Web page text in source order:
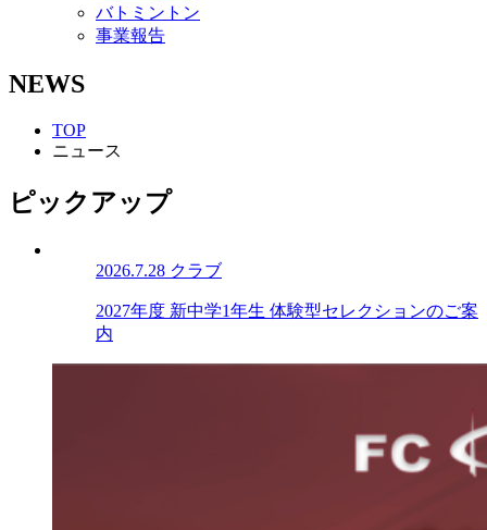
バトミントン
事業報告
NEWS
TOP
ニュース
ピックアップ
2026.7.28 クラブ
2027年度 新中学1年生 体験型セレクションのご案
内